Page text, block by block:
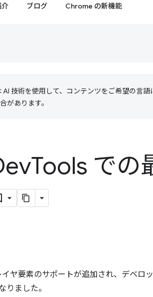
介 ブログ Chrome の新機能
AI 技術を使用して、コンテンツをご希望の言語
があります。
Tools での
イヤ要素のサポートが追加され、デベロ
りました。